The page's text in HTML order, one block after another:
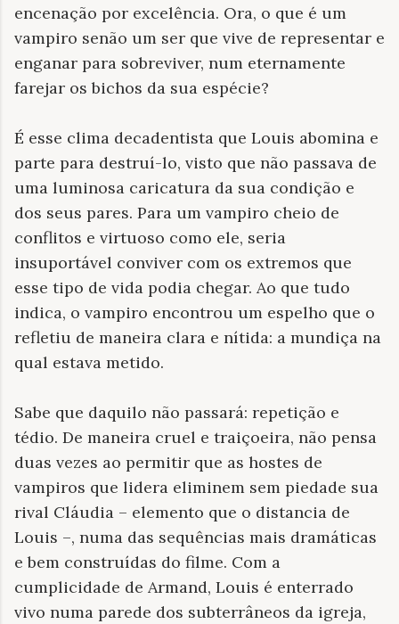
encenação por excelência. Ora, o que é um
vampiro senão um ser que vive de representar e
enganar para sobreviver, num eternamente
farejar os bichos da sua espécie?
É esse clima decadentista que Louis abomina e
parte para destruí-lo, visto que não passava de
uma luminosa caricatura da sua condição e
dos seus pares. Para um vampiro cheio de
conflitos e virtuoso como ele, seria
insuportável conviver com os extremos que
esse tipo de vida podia chegar. Ao que tudo
indica, o vampiro encontrou um espelho que o
refletiu de maneira clara e nítida: a mundiça na
qual estava metido.
Sabe que daquilo não passará: repetição e
tédio. De maneira cruel e traiçoeira, não pensa
duas vezes ao permitir que as hostes de
vampiros que lidera eliminem sem piedade sua
rival Cláudia – elemento que o distancia de
Louis –, numa das sequências mais dramáticas
e bem construídas do filme. Com a
cumplicidade de Armand, Louis é enterrado
vivo numa parede dos subterrâneos da igreja,